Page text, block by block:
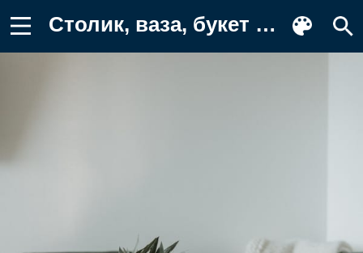
Столик, ваза, букет Картинка для телефона